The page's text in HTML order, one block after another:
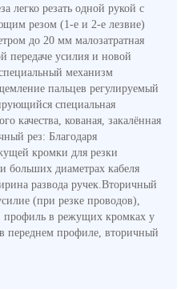
легко резать одной рукой с
резом (1-е и 2-е лезвие)
до 20 мм малозатратная
передаче усилия и новой
механизм
пальцев регулируемый
специальная
качества, кованая, закалённая
рез: Благодаря
кромки для резки
больших диаметрах кабеля
развода ручек.Вторичный
(при резке проводов),
профиль в режущих кромках у
профиле, вторичный